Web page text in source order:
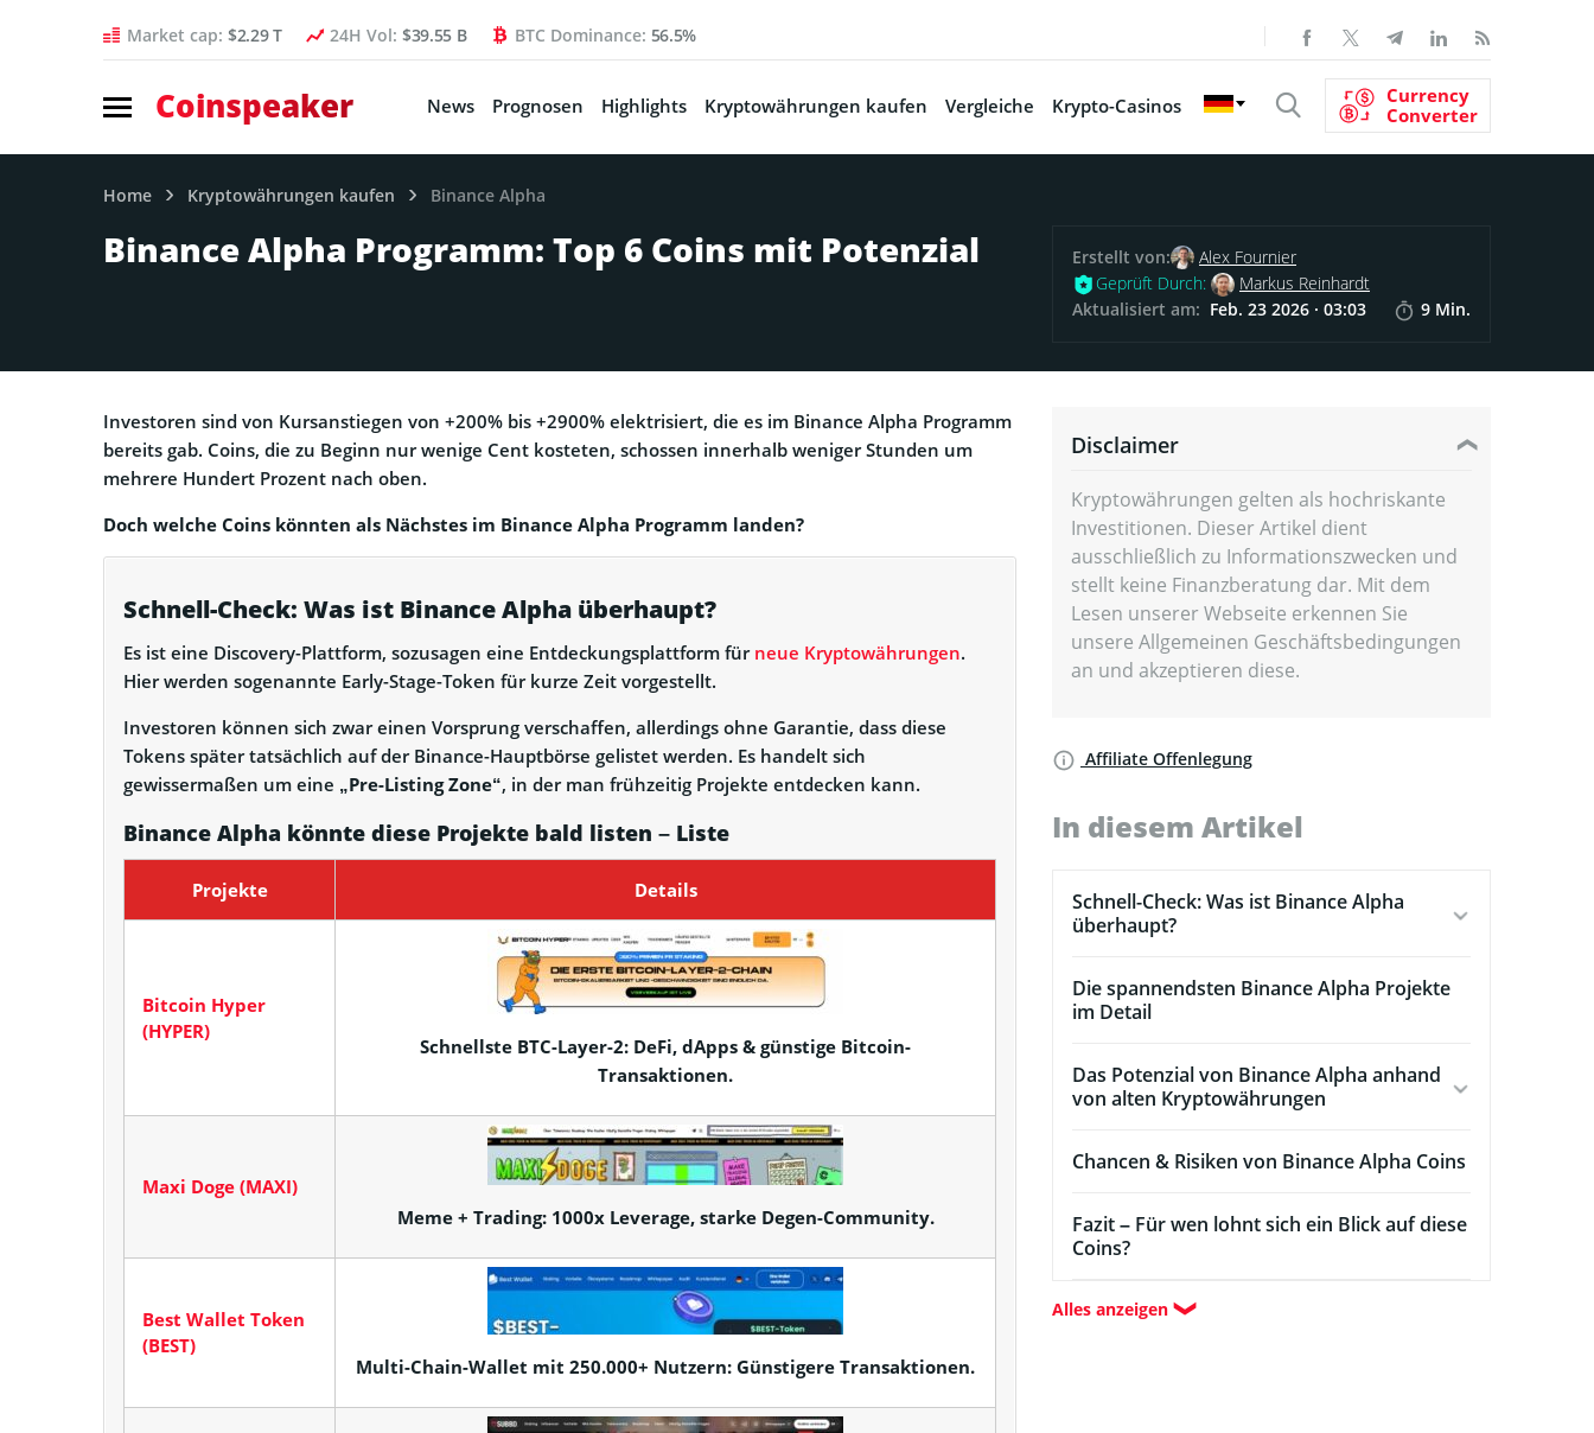
Market cap: $2.29 T 24H Vol: $39.55 B BTC Dominance: 56.5%
Coinspeaker News Prognosen Highlights Kryptowährungen kaufen Vergleiche Krypto-Casinos
Currency
Converter
Home Kryptowährungen kaufen Binance Alpha
Binance Alpha Programm: Top 6 Coins mit Potenzial Erstellt von:
Alex Fournier
Geprüft Durch:
Markus Reinhardt
Aktualisiert am: Feb. 23 2026 · 03:03 9 Min.
Investoren sind von Kursanstiegen von +200% bis +2900% elektrisiert, die es im Binance Alpha Programm
bereits gab. Coins, die zu Beginn nur wenige Cent kosteten, schossen innerhalb weniger Stunden um
mehrere Hundert Prozent nach oben.
Doch welche Coins könnten als Nächstes im Binance Alpha Programm landen?
Schnell-Check: Was ist Binance Alpha überhaupt?
Es ist eine Discovery-Plattform, sozusagen eine Entdeckungsplattform für neue Kryptowährungen.
Hier werden sogenannte Early-Stage-Token für kurze Zeit vorgestellt.
Investoren können sich zwar einen Vorsprung verschaffen, allerdings ohne Garantie, dass diese
Tokens später tatsächlich auf der Binance-Hauptbörse gelistet werden. Es handelt sich
gewissermaßen um eine „Pre-Listing Zone“, in der man frühzeitig Projekte entdecken kann.
Binance Alpha könnte diese Projekte bald listen – Liste
Projekte Details
Bitcoin Hyper
(HYPER)
Schnellste BTC-Layer-2: DeFi, dApps & günstige Bitcoin-
Transaktionen.
Maxi Doge (MAXI)
Meme + Trading: 1000x Leverage, starke Degen-Community.
Best Wallet Token
(BEST)
Multi-Chain-Wallet mit 250.000+ Nutzern: Günstigere Transaktionen.
Disclaimer
Kryptowährungen gelten als hochriskante
Investitionen. Dieser Artikel dient
ausschließlich zu Informationszwecken und
stellt keine Finanzberatung dar. Mit dem
Lesen unserer Webseite erkennen Sie
unsere Allgemeinen Geschäftsbedingungen
an und akzeptieren diese.
Affiliate Offenlegung
In diesem Artikel
Schnell-Check: Was ist Binance Alpha
überhaupt?
Die spannendsten Binance Alpha Projekte
im Detail
Das Potenzial von Binance Alpha anhand
von alten Kryptowährungen
Chancen & Risiken von Binance Alpha Coins
Fazit – Für wen lohnt sich ein Blick auf diese
Coins?
Alles anzeigen